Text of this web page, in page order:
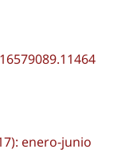
enero-junio